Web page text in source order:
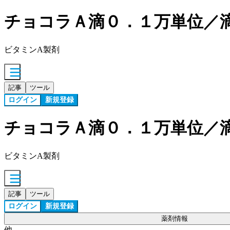
チョコラＡ滴０．１万単位／
ビタミンA製剤
記事 ツール
ログイン 新規登録
チョコラＡ滴０．１万単位／
ビタミンA製剤
記事 ツール
ログイン 新規登録
薬剤情報